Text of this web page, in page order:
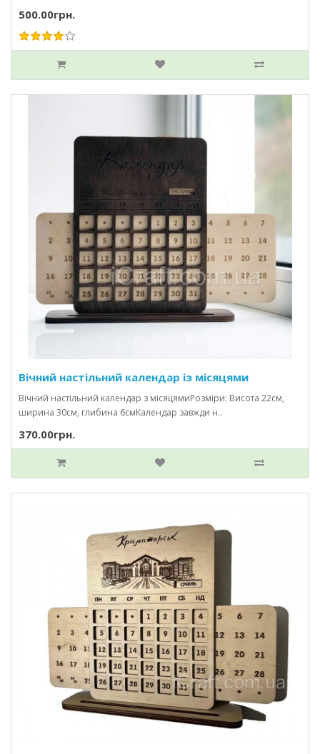
500.00грн.
Вічний настільний календар із місяцями
Вічний настільний календар з місяцямиРозміри: Висота 22см,
ширина 30см, глибина 6смКалендар завжди н..
370.00грн.